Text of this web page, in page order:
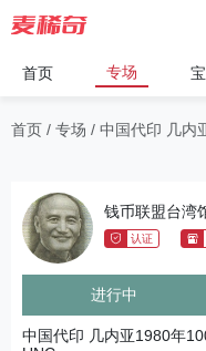
首页 专场
首页 / 专场 / 中国代印 几内
钱币联盟台湾
认证
进行中
中国代印 几内亚1980年